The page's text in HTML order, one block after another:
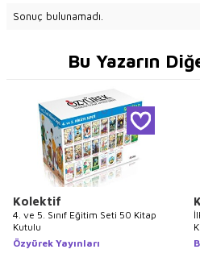
Sonuç bulunamadı.
Bu Yazarın
Kolektif
4. ve 5. Sınıf Eğitim Seti 50 Kitap
Kutulu
Özyürek Yayınları